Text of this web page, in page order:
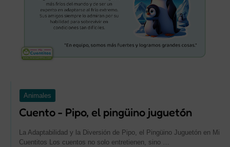
Animales
Cuento - Pipo, el pingüino juguetón
La Adaptabilidad y la Diversión de Pipo, el Pingüino Juguetón en Mis
Cuentitos Los cuentos no solo entretienen, sino …